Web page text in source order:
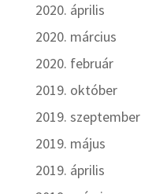
2020. április
2020. március
2020. február
2019. október
2019. szeptember
2019. május
2019. április